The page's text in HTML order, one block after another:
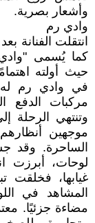
وأشعار بصرية.
وادي رم
انتقلت الفنانة
كما يُسمى "وادي
حيث أولته
في وادي رم له
مركبات الدفع
وتنتهي الرحلة
موجهين
الساحرة. وقد
لوحات، أبرزت
غيابها، فخلقت
المشاهد في
مضاءة جزئيًا.